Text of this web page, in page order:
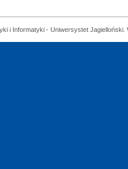
i Informatyki - Uniwersystet